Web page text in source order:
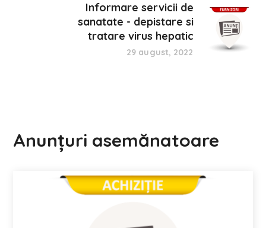
Informare servicii de
sanatate - depistare si
tratare virus hepatic
29 august, 2022
Anunțuri asemănatoare